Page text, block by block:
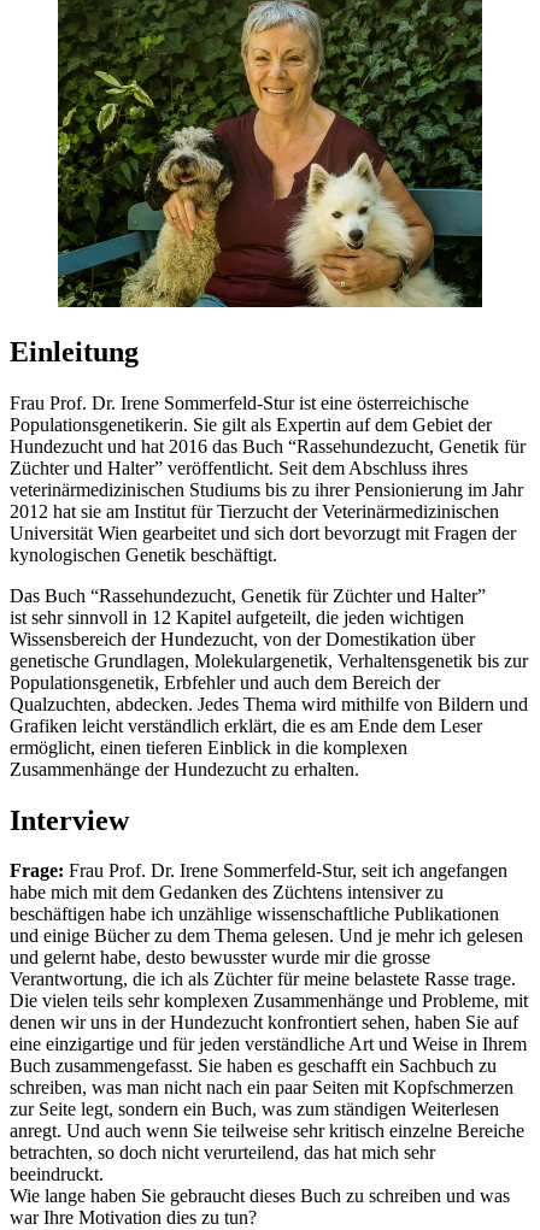
Einleitung
Frau Prof. Dr. Irene Sommerfeld-Stur ist eine österreichische
Populationsgenetikerin. Sie gilt als Expertin auf dem Gebiet der
Hundezucht und hat 2016 das Buch “Rassehundezucht, Genetik für
Züchter und Halter” veröffentlicht. Seit dem Abschluss ihres
veterinärmedizinischen Studiums bis zu ihrer Pensionierung im Jahr
2012 hat sie am Institut für Tierzucht der Veterinärmedizinischen
Universität Wien gearbeitet und sich dort bevorzugt mit Fragen der
kynologischen Genetik beschäftigt.
Das Buch “Rassehundezucht, Genetik für Züchter und Halter”
ist sehr sinnvoll in 12 Kapitel aufgeteilt, die jeden wichtigen
Wissensbereich der Hundezucht, von der Domestikation über
genetische Grundlagen, Molekulargenetik, Verhaltensgenetik bis zur
Populationsgenetik, Erbfehler und auch dem Bereich der
Qualzuchten, abdecken. Jedes Thema wird mithilfe von Bildern und
Grafiken leicht verständlich erklärt, die es am Ende dem Leser
ermöglicht, einen tieferen Einblick in die komplexen
Zusammenhänge der Hundezucht zu erhalten.
Interview
Frage: Frau Prof. Dr. Irene Sommerfeld-Stur, seit ich angefangen
habe mich mit dem Gedanken des Züchtens intensiver zu
beschäftigen habe ich unzählige wissenschaftliche Publikationen
und einige Bücher zu dem Thema gelesen. Und je mehr ich gelesen
und gelernt habe, desto bewusster wurde mir die grosse
Verantwortung, die ich als Züchter für meine belastete Rasse trage.
Die vielen teils sehr komplexen Zusammenhänge und Probleme, mit
denen wir uns in der Hundezucht konfrontiert sehen, haben Sie auf
eine einzigartige und für jeden verständliche Art und Weise in Ihrem
Buch zusammengefasst. Sie haben es geschafft ein Sachbuch zu
schreiben, was man nicht nach ein paar Seiten mit Kopfschmerzen
zur Seite legt, sondern ein Buch, was zum ständigen Weiterlesen
anregt. Und auch wenn Sie teilweise sehr kritisch einzelne Bereiche
betrachten, so doch nicht verurteilend, das hat mich sehr
beeindruckt.
Wie lange haben Sie gebraucht dieses Buch zu schreiben und was
war Ihre Motivation dies zu tun?